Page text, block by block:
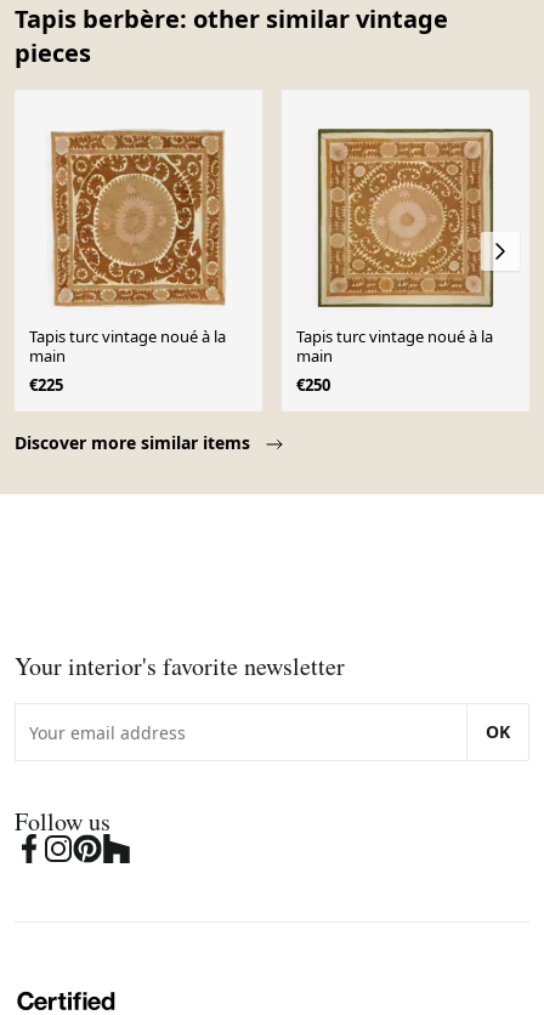
Tapis berbère: other similar vintage
pieces
Discover more similar items
Tapis turc vintage noué à la
main
€225
Tapis turc vintage noué à la
main
€250
Your interior's favorite newsletter
OK
Follow us